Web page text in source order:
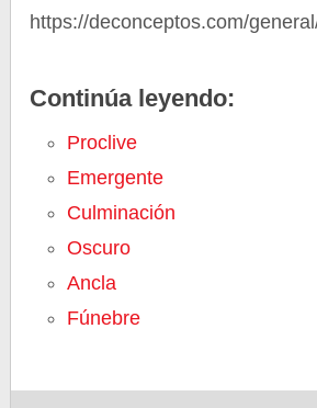
https://deconceptos.com/
Continúa leyendo:
Proclive
Emergente
Culminación
Oscuro
Ancla
Fúnebre